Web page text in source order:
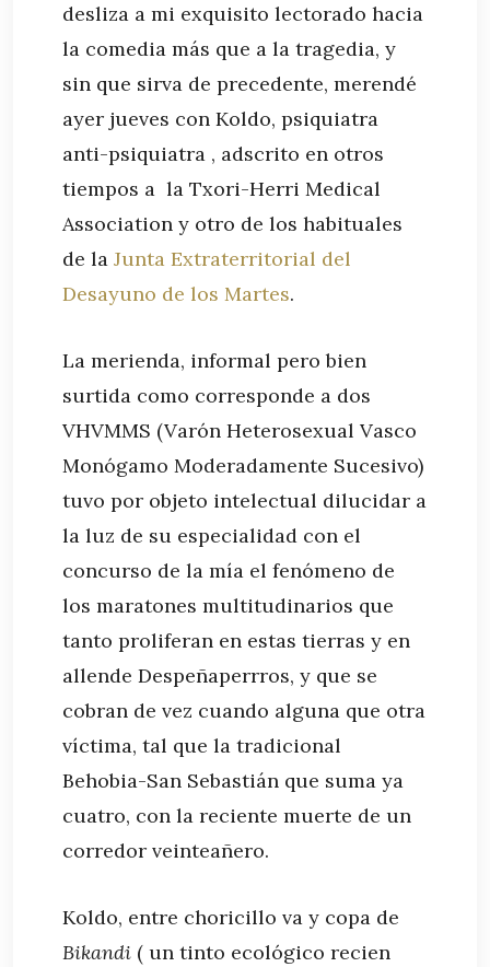
desliza a mi exquisito lectorado hacia
la comedia más que a la tragedia, y
sin que sirva de precedente, merendé
ayer jueves con Koldo, psiquiatra
anti-psiquiatra , adscrito en otros
tiempos a la Txori-Herri Medical
Association y otro de los habituales
de la Junta Extraterritorial del
Desayuno de los Martes.
La merienda, informal pero bien
surtida como corresponde a dos
VHVMMS (Varón Heterosexual Vasco
Monógamo Moderadamente Sucesivo)
tuvo por objeto intelectual dilucidar a
la luz de su especialidad con el
concurso de la mía el fenómeno de
los maratones multitudinarios que
tanto proliferan en estas tierras y en
allende Despeñaperrros, y que se
cobran de vez cuando alguna que otra
víctima, tal que la tradicional
Behobia-San Sebastián que suma ya
cuatro, con la reciente muerte de un
corredor veinteañero.
Koldo, entre choricillo va y copa de
Bikandi ( un tinto ecológico recien